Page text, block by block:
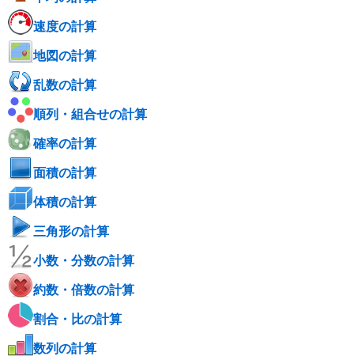
速度の計算
地図の計算
乱数の計算
順列・組合せの計算
確率の計算
面積の計算
体積の計算
三角形の計算
小数・分数の計算
約数・倍数の計算
割合・比の計算
数列の計算